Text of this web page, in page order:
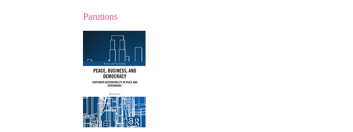
Parutions